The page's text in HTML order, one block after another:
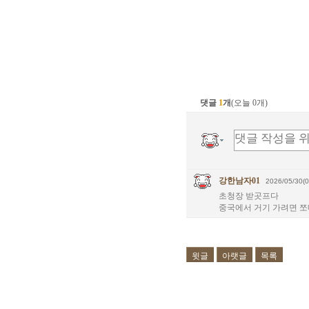
댓글 1개(오늘 0개)
강한남자01 2026/05/
초청장 받곳프다
중국에서 거기 가려면
윗글 아랫글 목록